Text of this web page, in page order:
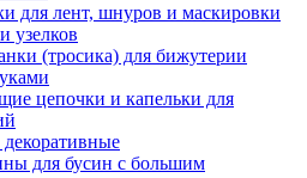
для лент, шнуров и маскировки
узелков
(тросика) для бижутерии
цепочки и капельки для
для бусин с большим